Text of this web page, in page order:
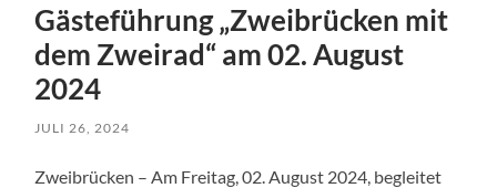
Gästeführung „Zweibrücken mit
dem Zweirad“ am 02. August
2024
JULI 26, 2024
Zweibrücken – Am Freitag, 02. August 2024, begleitet